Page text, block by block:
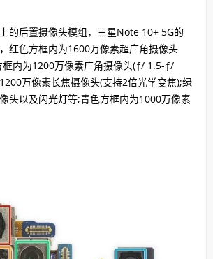
后置摄像头模组，三星Note 10+ 5G的
红色方框内为1600万像素超广角摄像头
框内为1200万像素广角摄像头(ƒ/ 1.5-ƒ/
万像素长焦摄像头(支持2倍光学变焦);绿
头以及闪光灯等;青色方框内为1000万像素